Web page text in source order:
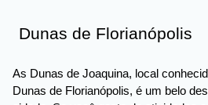
Dunas de Florianópolis
As Dunas de Joaquina, local
Dunas de Florianópolis, é um belo